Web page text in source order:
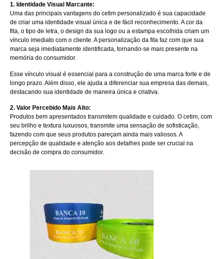
1. Identidade Visual Marcante:
Uma das principais vantagens do cetim personalizado é sua capacidade
de criar uma identidade visual única e de fácil reconhecimento. A cor da
fita, o tipo de letra, o design da sua logo ou a estampa escolhida criam um
vínculo imediato com o cliente. A personalização da fita faz com que sua
marca seja imediatamente identificada, tornando-se mais presente na
memória do consumidor.
Esse vínculo visual é essencial para a construção de uma marca forte e de
longo prazo. Além disso, ele ajuda a diferenciar sua empresa das demais,
destacando sua identidade de maneira única e criativa.
2. Valor Percebido Mais Alto:
Produtos bem apresentados transmitem qualidade e cuidado. O cetim, com
seu brilho e textura luxuosos, transmite uma sensação de sofisticação,
fazendo com que seus produtos pareçam ainda mais valiosos. A
percepção de qualidade e atenção aos detalhes pode ser crucial na
decisão de compra do consumidor.